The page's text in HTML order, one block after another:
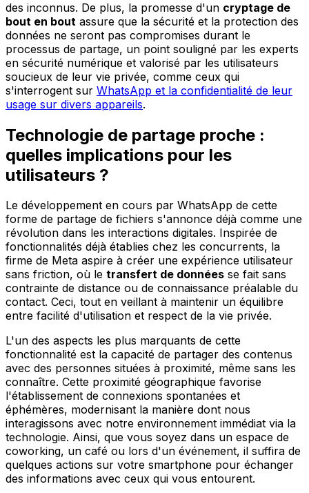
des inconnus. De plus, la promesse d'un cryptage de
bout en bout assure que la sécurité et la protection des
données ne seront pas compromises durant le
processus de partage, un point souligné par les experts
en sécurité numérique et valorisé par les utilisateurs
soucieux de leur vie privée, comme ceux qui
s'interrogent sur WhatsApp et la confidentialité de leur
usage sur divers appareils.
Technologie de partage proche :
quelles implications pour les
utilisateurs ?
Le développement en cours par WhatsApp de cette
forme de partage de fichiers s'annonce déjà comme une
révolution dans les interactions digitales. Inspirée de
fonctionnalités déjà établies chez les concurrents, la
firme de Meta aspire à créer une expérience utilisateur
sans friction, où le transfert de données se fait sans
contrainte de distance ou de connaissance préalable du
contact. Ceci, tout en veillant à maintenir un équilibre
entre facilité d'utilisation et respect de la vie privée.
L'un des aspects les plus marquants de cette
fonctionnalité est la capacité de partager des contenus
avec des personnes situées à proximité, même sans les
connaître. Cette proximité géographique favorise
l'établissement de connexions spontanées et
éphémères, modernisant la manière dont nous
interagissons avec notre environnement immédiat via la
technologie. Ainsi, que vous soyez dans un espace de
coworking, un café ou lors d'un événement, il suffira de
quelques actions sur votre smartphone pour échanger
des informations avec ceux qui vous entourent.